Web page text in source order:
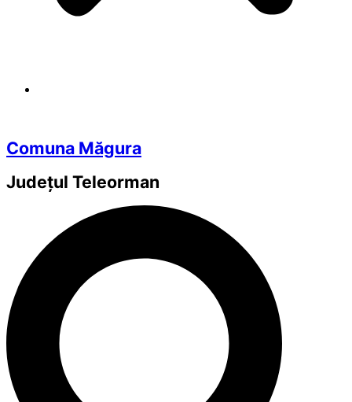
Comuna Măgura
Județul Teleorman